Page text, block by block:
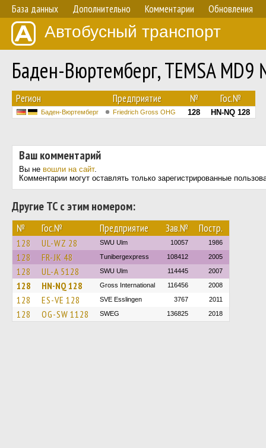
База данных Дополнительно Комментарии Обновления
Автобусный транспорт
Баден-Вюртемберг, TEMSA
Регион Предприятие № Гос.№
Баден-Вюртемберг Friedrich Gross OHG 128 HN-NQ 128
Ваш комментарий
Вы не вошли на сайт.
Комментарии могут оставлять только зарегистрированные
Другие ТС с этим номером:
№ Гос.№ Предприятие Зав.№ Постр.
128 UL-WZ 28 SWU Ulm 10057 1986
128 FR-JK 48 Tunibergexpress 108412 2005
128 UL-A 5128 SWU Ulm 114445 2007
128 HN-NQ 128 Gross International 116456 2008
128 ES-VE 128 SVE Esslingen 3767 2011
128 OG-SW 1128 SWEG 136825 2018